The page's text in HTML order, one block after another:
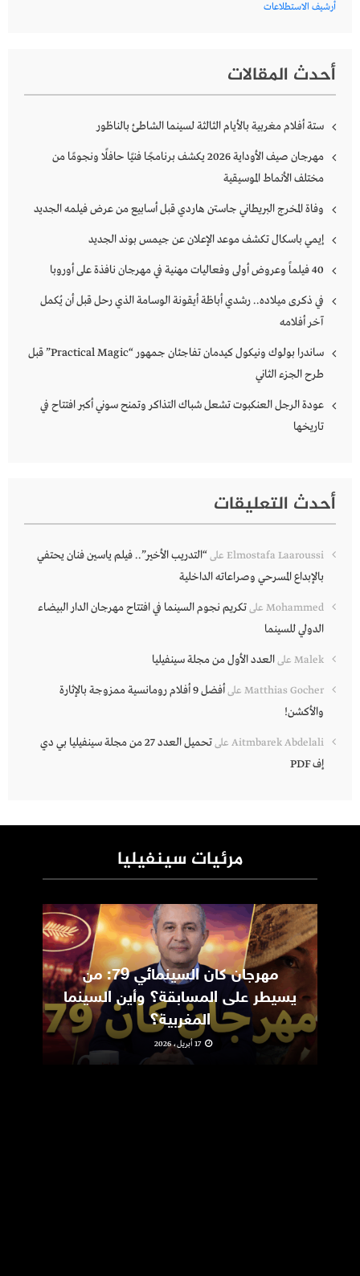
أرشيف الاستطلاعات
أحدث المقالات
ستة أفلام مغربية بالأيام الثالثة لسينما الشاطئ بالناظور
مهرجان صيف الأوداية 2026 يكشف برنامجًا فنيًا حافلًا ونجومًا من
مختلف الأنماط الموسيقية
وفاة المخرج البريطاني جاستن هاردي قبل أسابيع من عرض فيلمه الجديد
إيمي باسكال تكشف موعد الإعلان عن جيمس بوند الجديد
40 فيلماً وعروض أولى وفعاليات مهنية في مهرجان نافذة على أوروبا
في ذكرى ميلاده.. رشدي أباظة أيقونة الوسامة الذي رحل قبل أن يُكمل
آخر أفلامه
ساندرا بولوك ونيكول كيدمان تفاجئان جمهور “Practical Magic” قبل
طرح الجزء الثاني
عودة الرجل العنكبوت تشعل شباك التذاكر وتمنح سوني أكبر افتتاح في
تاريخها
أحدث التعليقات
Elmostafa Laaroussi على“التدريب الأخير”.. فيلم ياسين فنان يحتفي
بالإبداع المسرحي وصراعاته الداخلية
Mohammed علىتكريم نجوم السينما في افتتاح مهرجان الدار البيضاء
الدولي للسينما
Malek علىالعدد الأول من مجلة سينفيليا
Matthias Gocher على
أفضل 9 أفلام رومانسية ممزوجة بالإثارة
والأكشن!
Aitmbarek Abdelali على
تحميل العدد 27 من مجلة سينفيليا بي دي
إف PDF
مرئيات سينفيليا
مهرجان كان السينمائي 79: من
يسيطر على المسابقة؟ وأين السينما
المغربية؟
17 أبريل، 2026